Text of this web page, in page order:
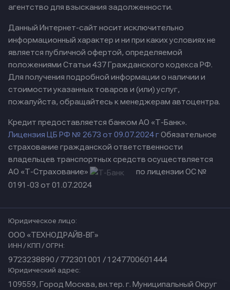
агентство для взыскания задолженности.
Данный Интернет-сайт носит исключительно
информационный характер и ни при каких условиях не
является публичной офертой, определяемой
положениями Статьи 437 Гражданского кодекса РФ.
Для получения подробной информации о наличии и
стоимости указанных товаров и (или) услуг,
пожалуйста, обращайтесь к менеджерам автоцентра.
Кредит предоставляется банком АО «Т-Банк».
Лицензия ЦБ РФ № 2673 от 09.07.2024 гОбязательное
страхование гражданской ответственности
владельцев транспортных средств осуществляется
АО «Т-Страхование»
по лицензии ОС №
0191-03 от 01.07.2024
Юридическое лицо:
ООО «ТЕХНОДРАЙВ-ВГ»
ИНН / КПП / ОГРН:
9723238890 / 772301001 / 1247700601444
Юридический адрес:
109559, Город Москва, вн.тер. г. Муниципальный Округ